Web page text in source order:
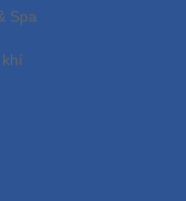
Spa
khí